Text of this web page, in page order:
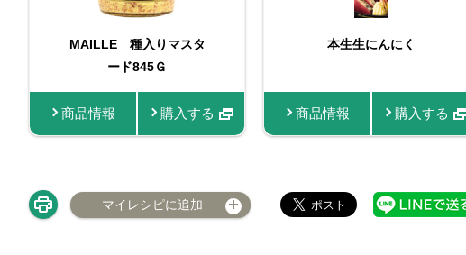
MAILLE 種入りマスタ
ード845Ｇ
商品情報 購入する
MAILLE 種入りマスタ
商品情報 購入する
ビン入りおろし生にんに
く
商品情報 購入する
本生生にんにく
商品情報 購入する
マイチョイス コショ
商品情報 購入する
マイレシピに追加